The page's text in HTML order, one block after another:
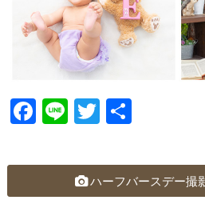
F
c
Li
e
T
tt
er
ハーフバースデー撮